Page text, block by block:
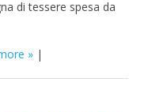
di tessere spesa da
|